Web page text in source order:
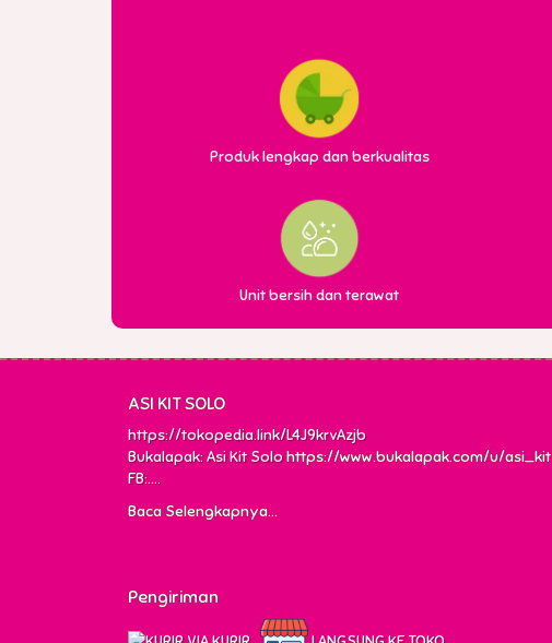
Produk lengkap dan berkualitas
Unit bersih dan terawat
ASI KIT SOLO
https://tokopedia.link/L4J9krvAzjb
Bukalapak: Asi Kit Solohttps://www.bukalapak.com/u/asi_kit
FB:....
Baca Selengkapnya...
Pengiriman